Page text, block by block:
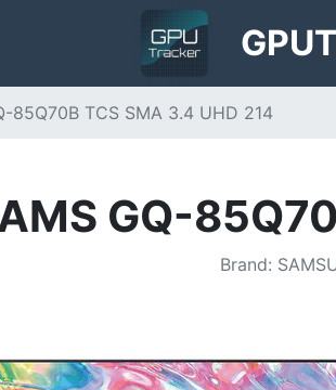
GPU
85Q70B TCS SMA 3.4 UHD 214
GQ-
Brand: